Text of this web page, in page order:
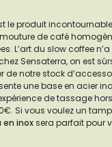
le produit
de café
L’art du slow coffee
Sensaterra, on est
de notre stock
une base en acier
de tassage
Si vous voulez un
en inoxsera parfait pour